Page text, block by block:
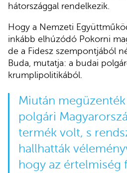
hátországgal rendelkezik.
Hogy a Nemzeti
inkább elhúzódó Pokorni
de a Fidesz szempontjából
Buda, mutatja: a budai
krumplipolitikából.
Miután
polgári
termék volt, s
hallhatták
hogy az értelmiség